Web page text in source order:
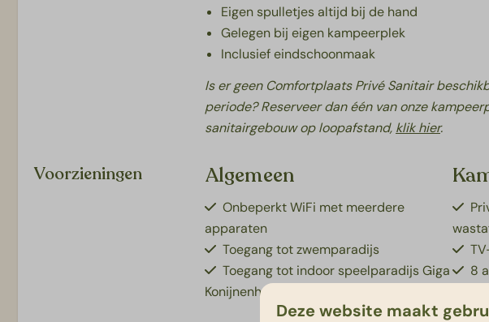
Eigen spulletjes altijd bij de hand
Gelegen bij eigen kampeerplek
Inclusief eindschoonmaak
Is er geen Comfortplaats Privé Sanitair
periode? Reserveer dan één van onze
sanitairgebouw op loopafstand, klik hier.
Voorzieningen Algemeen
Onbeperkt WiFi met meerdere
apparaten
Toegang tot zwemparadijs
Toegang tot indoor speelparadijs Giga
Konijnenhol
8
Deze website maakt